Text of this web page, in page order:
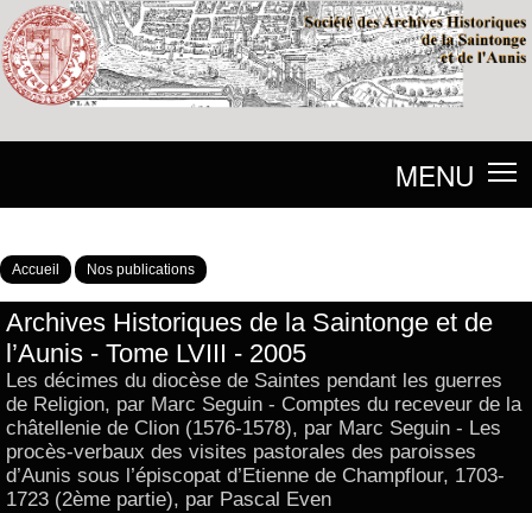
MENU
Accueil Nos publications
Archives Historiques de la Saintonge et de
l’Aunis - Tome LVIII - 2005
Les décimes du diocèse de Saintes pendant les guerres
de Religion, par Marc Seguin - Comptes du receveur de la
châtellenie de Clion (1576-1578), par Marc Seguin - Les
procès-verbaux des visites pastorales des paroisses
d’Aunis sous l’épiscopat d’Etienne de Champflour, 1703-
1723 (2ème partie), par Pascal Even